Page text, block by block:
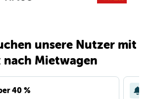
unsere Nutzer mit
Mietwagen
40 %